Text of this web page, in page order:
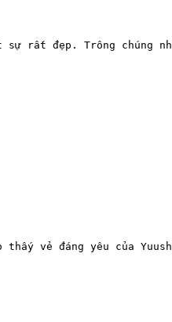
sự rất đẹp. Trông chúng
thấy vẻ đáng yêu của